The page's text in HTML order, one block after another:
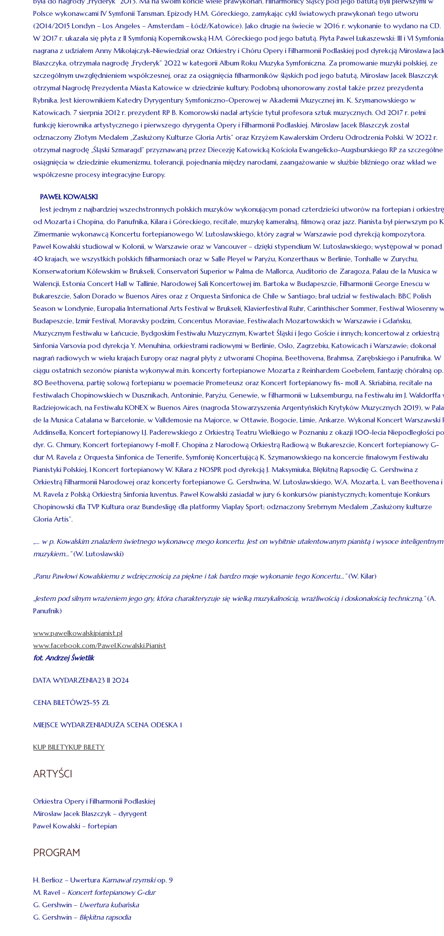
Polsce wykonawcami IV Symfonii Tansman. Epizody H.M. Góreckiego, zamykając cykl światowych prawykonań tego utworu
(2014/2015 Londyn – Los Angeles – Amsterdam – Łódź/Katowice). Jako drugie na świecie w 2016 r. wykonanie to wydano na CD.
W 2017 r. ukazała się płyta z II Symfonią Kopernikowską H.M. Góreckiego pod jego batutą. Płyta Paweł Łukaszewski: III i VI
nagrana z udziałem Anny Mikołajczyk-Niewiedział oraz Orkiestry i Chóru Opery i Filharmonii Podlaskiej pod dyrekcją Mirosława
Błaszczyka, otrzymała nagrodę „Fryderyk” 2022 w kategorii Album Roku Muzyka Symfoniczna. Za promowanie muzyki polskiej, ze
szczególnym uwzględnieniem współczesnej, oraz za osiągnięcia filharmoników śląskich pod jego batutą, Mirosław Jacek Błaszczyk
otrzymał Nagrodę Prezydenta Miasta Katowice w dziedzinie kultury. Podobną uhonorowany został także przez prezydenta
Rybnika. Jest kierownikiem Katedry Dyrygentury Symfoniczno-Operowej w Akademii Muzycznej im. K. Szymanowskiego w
Katowicach. 7 sierpnia 2012 r. prezydent RP B. Komorowski nadał artyście tytuł profesora sztuk muzycznych. Od 2017 r. pełni
funkcję kierownika artystycznego i pierwszego dyrygenta Opery i Filharmonii Podlaskiej. Mirosław Jacek Błaszczyk został
odznaczony Złotym Medalem „Zasłużony Kulturze Gloria Artis” oraz Krzyżem Kawalerskim Orderu Odrodzenia Polski. W 2022 r.
otrzymał nagrodę „Śląski Szmaragd” przyznawaną przez Diecezję Katowicką Kościoła Ewangelicko-Augsburskiego RP za szczególne
osiągnięcia w dziedzinie ekumenizmu, tolerancji, pojednania między narodami, zaangażowanie w służbie bliźniego oraz wkład we
współczesne procesy integracyjne Europy.
PAWEŁ KOWALSKI
Jest jednym z najbardziej wszechstronnych polskich muzyków wykonującym ponad czterdzieści utworów na fortepian i orkiestrę
od Mozarta i Chopina, do Panufnika, Kilara i Góreckiego, recitale, muzykę kameralną, filmową oraz jazz. Pianista był pierwszym po
Zimermanie wykonawcą Koncertu fortepianowego W. Lutosławskiego, który zagrał w Warszawie pod dyrekcją kompozytora.
Paweł Kowalski studiował w Kolonii, w Warszawie oraz w Vancouver – dzięki stypendium W. Lutosławskiego; występował w ponad
40 krajach, we wszystkich polskich filharmoniach oraz w Salle Pleyel w Paryżu, Konzerthaus w Berlinie, Tonhalle w Zurychu,
Konserwatorium Kólewskim w Brukseli, Conservatori Superior w Palma de Mallorca, Auditorio de Zaragoza, Palau de la Musica w
Walencji, Estonia Concert Hall w Tallinie, Narodowej Sali Koncertowej im. Bartoka w Budapeszcie, Filharmonii George Enescu w
Bukareszcie, Salon Dorado w Buenos Aires oraz z Orquesta Sinfonica de Chile w Santiago; brał udział w festiwalach: BBC Polish
Season w Londynie, Europalia International Arts Festival w Brukseli, Klavierfestival Ruhr, Carinthischer Sommer, Festiwal Wiosenny
Budapeszcie, Izmir Festival, Moravsky podzim, Concentus Moraviae, Festiwalach Mozartowskich w Warszawie i Gdańsku,
Muzycznym Festiwalu w Łańcucie, Bydgoskim Festiwalu Muzycznym, Kwartet Śląski i Jego Goście i innych; koncertował z orkiestrą
Sinfonia Varsovia pod dyrekcja Y. Menuhina, orkiestrami radiowymi w Berlinie, Oslo, Zagrzebiu, Katowicach i Warszawie; dokonał
nagrań radiowych w wielu krajach Europy oraz nagrał płyty z utworami Chopina, Beethovena, Brahmsa, Zarębskiego i Panufnika. W
ciągu ostatnich sezonów pianista wykonywał m.in. koncerty fortepianowe Mozarta z Reinhardem Goebelem, Fantazję chóralną op.
80 Beethovena, partię solową fortepianu w poemacie Prometeusz oraz Koncert fortepianowy fis- moll A. Skriabina, recitale na
Festiwalach Chopinowskiech w Dusznikach, Antoninie, Paryżu, Genewie, w Filharmonii w Luksemburgu, na Festiwalu im J. Waldorffa
Radziejowicach, na Festiwalu KONEX w Buenos Aires (nagroda Stowarzyszenia Argentyńskich Krytyków Muzycznych 2019), w
de la Musica Catalana w Barcelonie, w Valldemosie na Majorce, w Ottawie, Bogocie, Limie, Ankarze. Wykonał Koncert Warszawski
Addinsella, Koncert fortepianowy I.J. Paderewskiego z Orkiestrą Teatru Wielkiego w Poznaniu z okazji 100-lecia Niepodległości
dyr. G. Chmury, Koncert fortepianowy f-moll F. Chopina z Narodową Orkiestrą Radiową w Bukareszcie, Koncert fortepianowy G-
dur M. Ravela z Orquesta Sinfonica de Tenerife, Symfonię Koncertującą K. Szymanowskiego na koncercie finałowym Festiwalu
Pianistyki Polskiej, I Koncert fortepianowy W. Kilara z NOSPR pod dyrekcją J. Maksymiuka, Błękitną Rapsodię G. Gershwina z
Orkiestrą Filharmonii Narodowej oraz koncerty fortepianowe G. Gershwina, W. Lutosławskiego, W.A. Mozarta, L. van Beethovena i
M. Ravela z Polską Orkiestrą Sinfonia Iuventus. Paweł Kowalski zasiadał w jury 6 konkursów pianistycznych; komentuje Konkurs
Chopinowski dla TVP Kultura oraz Bundesligę dla platformy Viaplay Sport; odznaczony Srebrnym Medalem „Zasłużony kulturze
Gloria Artis”.
„… w p. Kowalskim znalazłem świetnego wykonawcę mego koncertu. Jest on wybitnie utalentowanym pianistą i wysoce inteligentnym
muzykiem…”(W. Lutosławski)
„Panu Pawłowi Kowalskiemu z wdzięcznością za piękne i tak bardzo moje wykonanie tego Koncertu…”(W. Kilar)
„Jestem pod silnym wrażeniem jego gry, która charakteryzuje się wielką muzykalnością, wrażliwością i doskonałością techniczną.”(A.
Panufnik)
www.pawelkowalskipianist.pl
www.facebook.com/Pawel.Kowalski.Pianist
fot. Andrzej Świetlik
DATA WYDARZENIA23 II 2024
CENA BILETÓW25-55 ZŁ
MIEJSCE WYDARZENIADUŻA SCENA ODESKA 1
KUP BILETYKUP BILETY
ARTYŚCI
Orkiestra Opery i Filharmonii Podlaskiej
Mirosław Jacek Błaszczyk – dyrygent
Paweł Kowalski – fortepian
PROGRAM
H. Berlioz – Uwertura Karnawał rzymskiop. 9
M. Ravel – Koncert fortepianowy G-dur
G. Gershwin – Uwertura kubańska
G. Gershwin – Błękitna rapsodia